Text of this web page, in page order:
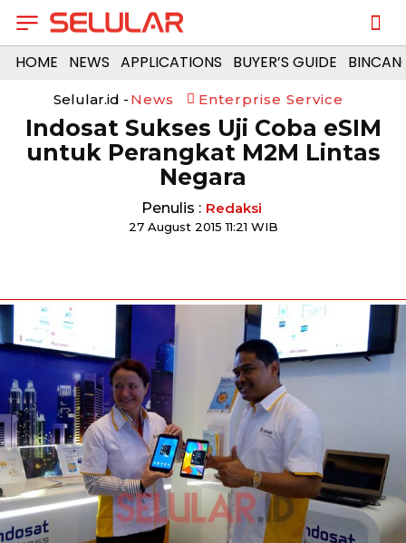
HOME NEWS APPLICATIONS BUYER’S GUIDE
Selular.id - News Enterprise Service
Indosat Sukses Uji Coba eSIM
untuk Perangkat M2M Lintas
Negara
Penulis : Redaksi
27 August 2015 11:21 WIB